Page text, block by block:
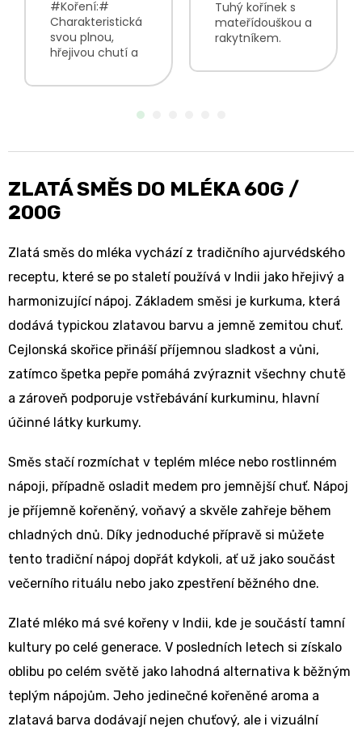
#Koření:#
Charakteristická
svou plnou,
hřejivou chutí a
aromatem.
přírodu V balení
najdete:...
Tuhý kořínek s
mateřídouškou a
rakytníkem.
příznivým vlivem
podtóny...
ZLATÁ SMĚS DO MLÉKA 60G /
200G
Zlatá směs do mléka vychází z tradičního ajurvédského
receptu, které se po staletí používá v Indii jako hřejivý a
harmonizující nápoj. Základem směsi je kurkuma, která
dodává typickou zlatavou barvu a jemně zemitou chuť.
Cejlonská skořice přináší příjemnou sladkost a vůni,
zatímco špetka pepře pomáhá zvýraznit všechny chutě
a zároveň podporuje vstřebávání kurkuminu, hlavní
účinné látky kurkumy.
Směs stačí rozmíchat v teplém mléce nebo rostlinném
nápoji, případně osladit medem pro jemnější chuť. Nápoj
je příjemně kořeněný, voňavý a skvěle zahřeje během
chladných dnů. Díky jednoduché přípravě si můžete
tento tradiční nápoj dopřát kdykoli, ať už jako součást
večerního rituálu nebo jako zpestření běžného dne.
Zlaté mléko má své kořeny v Indii, kde je součástí tamní
kultury po celé generace. V posledních letech si získalo
oblibu po celém světě jako lahodná alternativa k běžným
teplým nápojům. Jeho jedinečné kořeněné aroma a
zlatavá barva dodávají nejen chuťový, ale i vizuální